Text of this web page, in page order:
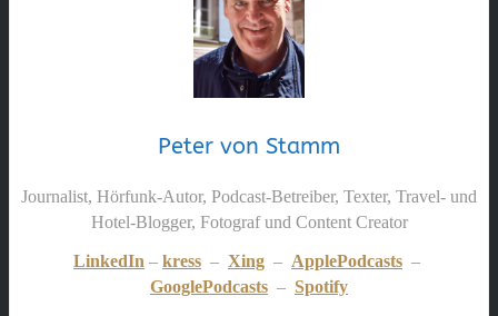
Peter von Stamm
Journalist, Hörfunk-Autor, Podcast-Betreiber, Texter, Travel- und
Hotel-Blogger, Fotograf und Content Creator
LinkedIn – kress – Xing – ApplePodcasts –
GooglePodcasts – Spotify